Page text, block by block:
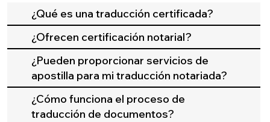
¿Qué es una traducción certificada?
¿Ofrecen certificación notarial?
¿Pueden proporcionar servicios de
apostilla para mi traducción notariada?
¿Cómo funciona el proceso de
traducción de documentos?